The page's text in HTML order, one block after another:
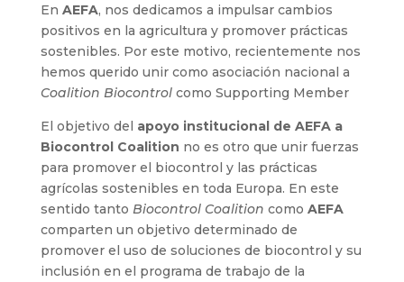
En AEFA, nos dedicamos a impulsar cambios
positivos en la agricultura y promover prácticas
sostenibles. Por este motivo, recientemente nos
hemos querido unir como asociación nacional a
Coalition Biocontrolcomo Supporting Member
El objetivo del apoyo institucional de AEFA a
Biocontrol Coalition no es otro que unir fuerzas
para promover el biocontrol y las prácticas
agrícolas sostenibles en toda Europa. En este
sentido tanto Biocontrol Coalition como AEFA
comparten un objetivo determinado de
promover el uso de soluciones de biocontrol y su
inclusión en el programa de trabajo de la